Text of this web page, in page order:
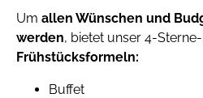
Um allen Wünschen und
werden, bietet unser 4-
Frühstücksformeln:
Buffet